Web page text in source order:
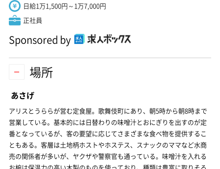
日給1万1,500円～1万7,000円
正社員
Sponsored by
場所
あさげ
アリスとうららが営む定食屋。歌舞伎町にあり、朝5時から朝8時まで
営業している。基本的には日替わりの味噌汁とおにぎりを出すのが定
番となっているが、客の要望に応じてさまざまな食べ物を提供するこ
ともある。客層は土地柄ホストやホステス、スナックのママなど水商
売の関係者が多いが、ヤクザや警察官も通っている。味噌汁を入れる